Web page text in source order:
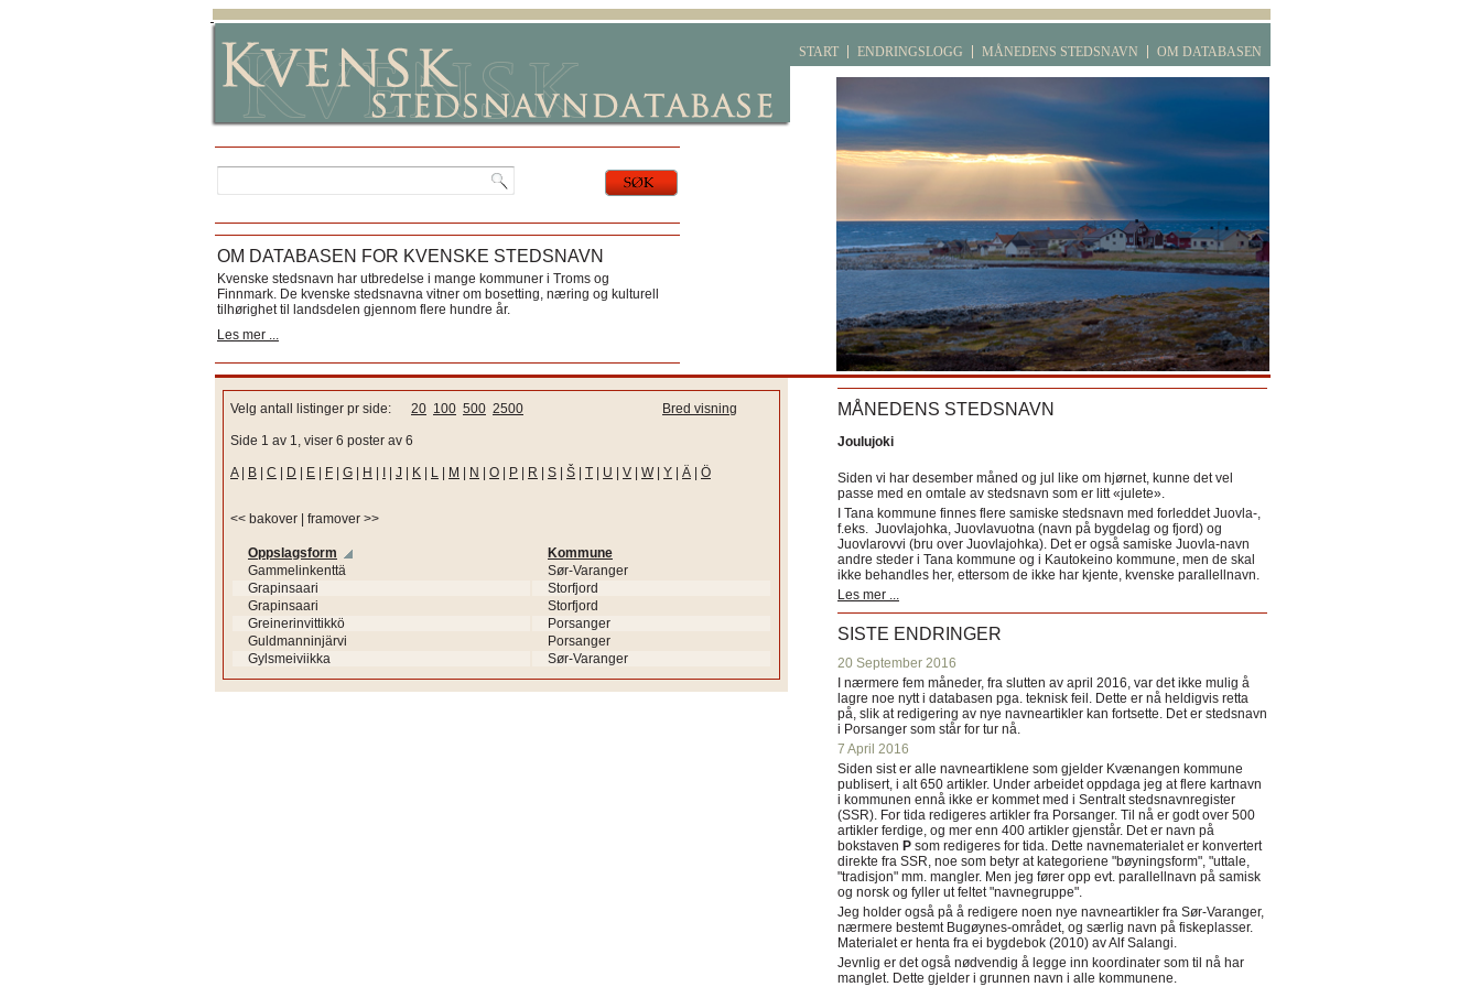
OM DATABASEN FOR KVENSKE STEDSNAVN
Kvenske stedsnavn har utbredelse i mange kommuner i Troms og
Finnmark. De kvenske stedsnavna vitner om bosetting, næring og kulturell
tilhørighet til landsdelen gjennom flere hundre år.
Les mer ...
START ENDRINGSLOGG MÅNEDENS STEDSNAVN OM DATABASEN
Bred visning
Velg antall listinger pr side: 20 100 500 2500
Side 1 av 1, viser 6 poster av 6
A| B C D E F G H J K L M N O P R S Š T U V W| Y Ä Ö
<< bakover framover >>
Oppslagsform
Kommune
Gammelinkenttä
Sør-Varanger
Grapinsaari
Storfjord
Grapinsaari
Storfjord
Greinerinvittikkö
Porsanger
Guldmanninjärvi
Porsanger
Gylsmeiviikka
Sør-Varanger
MÅNEDENS STEDSNAVN
Joulujoki
Siden vi har desember måned og jul like om hjørnet, kunne det vel
passe med en omtale av stedsnavn som er litt «julete».
I Tana kommune finnes flere samiske stedsnavn med forleddet Juovla-,
f.eks. Juovlajohka, Juovlavuotna (navn på bygdelag og fjord) og
Juovlarovvi (bru over Juovlajohka). Det er også samiske Juovla-navn
andre steder i Tana kommune og i Kautokeino kommune, men de skal
ikke behandles her, ettersom de ikke har kjente, kvenske parallellnavn.
Les mer ...
SISTE ENDRINGER
20 September 2016
I nærmere fem måneder, fra slutten av april 2016, var det ikke mulig å
lagre noe nytt i databasen pga. teknisk feil. Dette er nå heldigvis retta
på, slik at redigering av nye navneartikler kan fortsette. Det er stedsnavn
i Porsanger som står for tur nå.
7 April 2016
Siden sist er alle navneartiklene som gjelder Kvænangen kommune
publisert, i alt 650 artikler. Under arbeidet oppdaga jeg at flere kartnavn
i kommunen ennå ikke er kommet med i Sentralt stedsnavnregister
(SSR). For tida redigeres artikler fra Porsanger. Til nå er godt over 500
artikler ferdige, og mer enn 400 artikler gjenstår. Det er navn på
bokstaven P som redigeres for tida. Dette navnematerialet er konvertert
direkte fra SSR, noe som betyr at kategoriene "bøyningsform", "uttale,
"tradisjon" mm. mangler. Men jeg fører opp evt. parallellnavn på samisk
og norsk og fyller ut feltet "navnegruppe".
Jeg holder også på å redigere noen nye navneartikler fra Sør-Varanger,
nærmere bestemt Bugøynes-området, og særlig navn på fiskeplasser.
Materialet er henta fra ei bygdebok (2010) av Alf Salangi.
Jevnlig er det også nødvendig å legge inn koordinater som til nå har
manglet. Dette gjelder i grunnen navn i alle kommunene.